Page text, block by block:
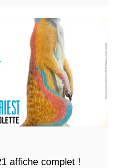
affiche complet !